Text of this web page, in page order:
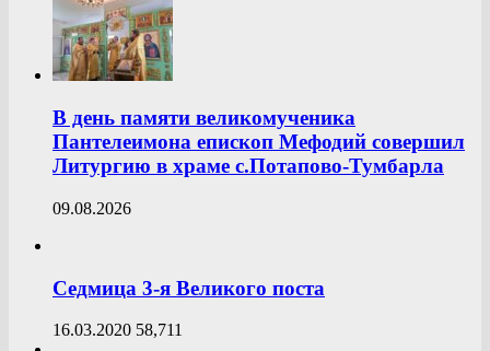
В день памяти великомученика
Пантелеимона епископ Мефодий совершил
Литургию в храме с.Потапово-Тумбарла
09.08.2026
Седмица 3-я Великого поста
16.03.2020 58,711